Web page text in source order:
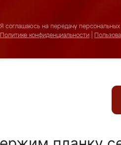
Я соглашаюсь на передачу
Политике конфиденциальности